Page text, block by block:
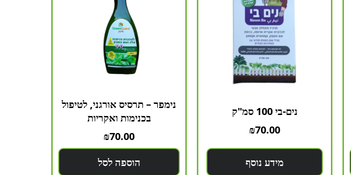
נים-בי 100 סמ"ק
₪70.00
מידע נוסף
נימפר – תרסיס אורגני, לטיפול
בכנימות ואקריות
₪70.00
הוספה לסל